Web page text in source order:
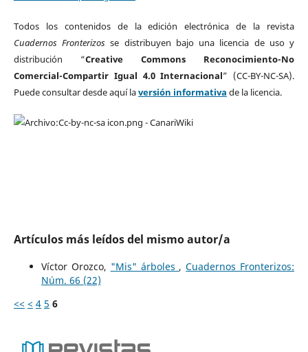
Todos los contenidos de la edición electrónica de la revista
Cuadernos Fronterizos se distribuyen bajo una licencia de uso y
distribución “Creative Commons Reconocimiento-No
Comercial-Compartir Igual 4.0 Internacional” (CC-BY-NC-SA).
Puede consultar desde aquí laversión informativa de la licencia.
Artículos más leídos del mismo autor/a
Víctor Orozco, "Mis" árboles ,Cuadernos Fronterizos:
Núm. 66 (22)
<< < 4 5 6